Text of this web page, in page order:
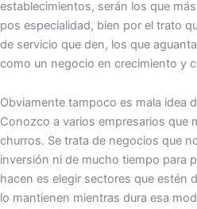
establecimientos, serán los que
pos especialidad, bien por el trato
de servicio que den, los que
como un negocio en crecimiento y
Obviamente tampoco es mala idea
Conozco a varios empresarios que
churros. Se trata de negocios que
inversión ni de mucho tiempo para
hacen es elegir sectores que estén
lo mantienen mientras dura esa